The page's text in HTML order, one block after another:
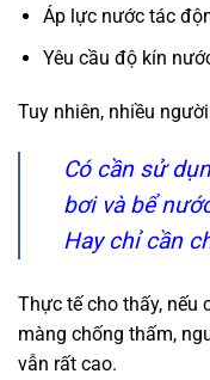
Áp lực nước tác
Yêu cầu độ kín
Tuy nhiên, nhiều
Có cần sử
bơi và bể
Hay chỉ cần
Thực tế cho thấy, nếu
màng chống thấm,
vẫn rất cao.